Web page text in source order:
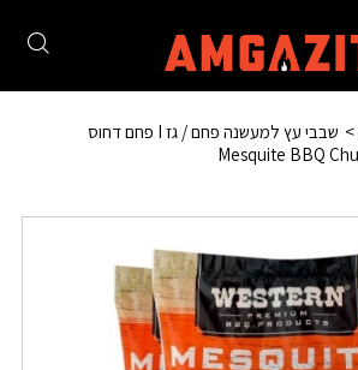
שבבי עץ למעשנה פחם / גז I פחם דחוס